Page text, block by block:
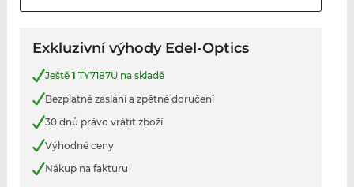
Exkluzivní výhody Edel-Optics
Ještě 1 TY7187U na skladě
Bezplatné zaslání a zpětné doručení
30 dnů právo vrátit zboží
Výhodné ceny
Nákup na fakturu